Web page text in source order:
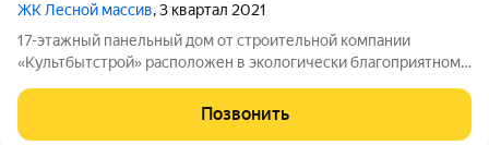
ЖК Лесной массив, 3 квартал 2021
17-этажный панельный дом от строительной компании
«Культбытстрой» расположен в экологически благоприятном
чистовая отделка от застройщика. В нее входят: современные
стеклопакеты, остекление
Позвонить